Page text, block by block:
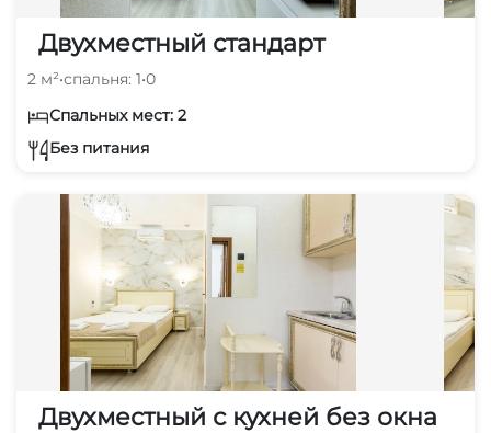
Двухместный стандарт
2 м²•спальня: 1•0
Спальных мест: 2
Без питания
Двухместный с кухней без окна